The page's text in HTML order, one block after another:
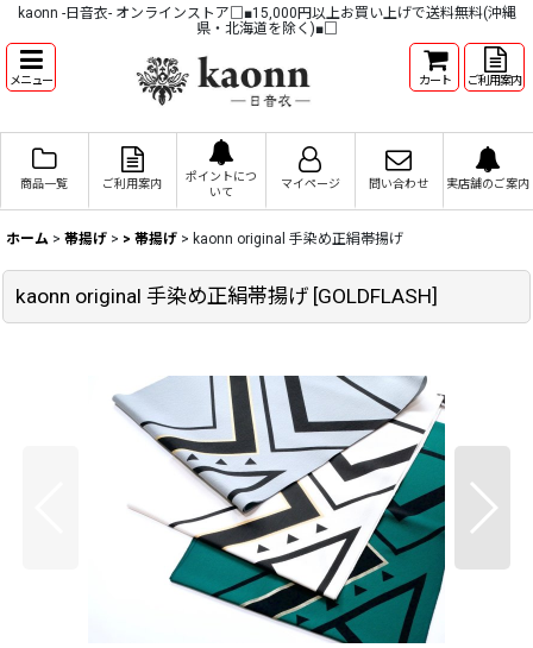
kaonn -日音衣- オンラインストア□■15,000円以上お買い上げで送料無料(沖縄
県・北海道を除く)■□
メニュー カート ご利用案内
商品一覧 ご利用案内
ポイントにつ
いて
マイページ 問い合わせ 実店舗のご案内
ホーム > 帯揚げ > > 帯揚げ > kaonn original 手染め正絹帯揚げ
kaonn original 手染め正絹帯揚げ [GOLDFLASH]